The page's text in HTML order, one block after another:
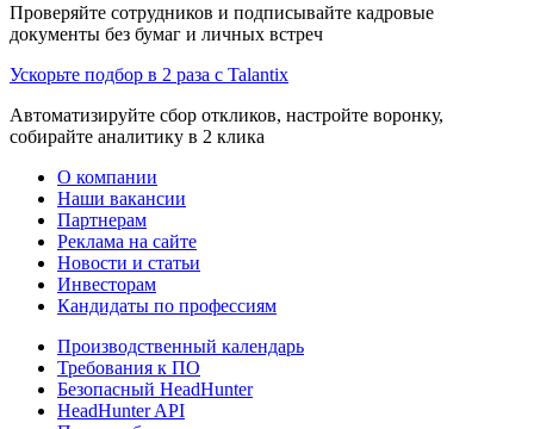
Проверяйте сотрудников и подписывайте кадровые
документы без бумаг и личных встреч
Ускорьте подбор в 2 раза с Talantix
Автоматизируйте сбор откликов, настройте воронку,
собирайте аналитику в 2 клика
О компании
Наши вакансии
Партнерам
Реклама на сайте
Новости и статьи
Инвесторам
Кандидаты по профессиям
Производственный календарь
Требования к ПО
Безопасный HeadHunter
HeadHunter API